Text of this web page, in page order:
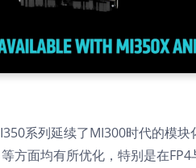
系列延续了MI300时代的模
方面均有所优化，特别是在